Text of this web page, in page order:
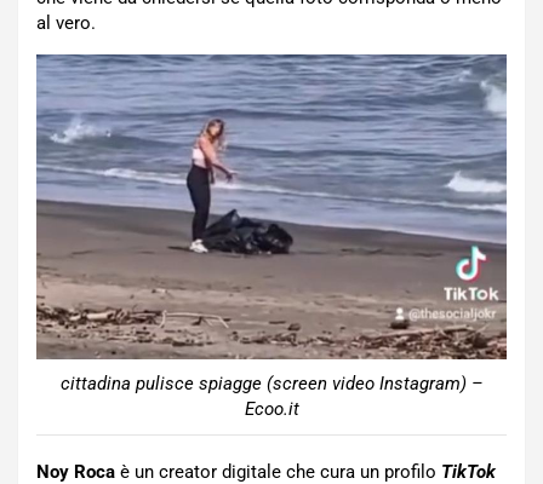
al vero.
cittadina pulisce spiagge (screen video Instagram) –
Ecoo.it
Noy Roca è un creator digitale che cura un profilo TikTok